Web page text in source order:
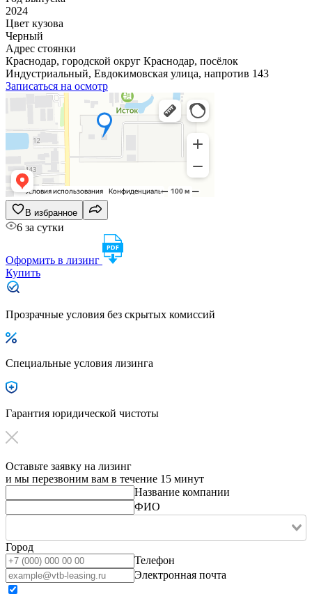
2024
Цвет кузова
Черный
Адрес стоянки
Краснодар, городской округ Краснодар, посёлок
Индустриальный, Евдокимовская улица, напротив 143
Записаться на осмотр
В избранное
6 за сутки
Оформить в лизинг
Купить
Прозрачные условия без скрытых комиссий
Специальные условия лизинга
Гарантия юридической чистоты
Оставьте заявку на лизинг
и мы перезвоним вам в течение 15 минут
Название компании
ФИО
Город
Телефон
Электронная почта